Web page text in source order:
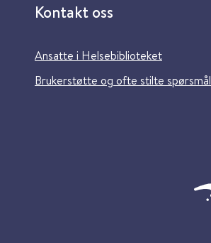
Kontakt oss
Ansatte i Helsebiblioteket
Brukerstøtte og ofte stilte spørsmål